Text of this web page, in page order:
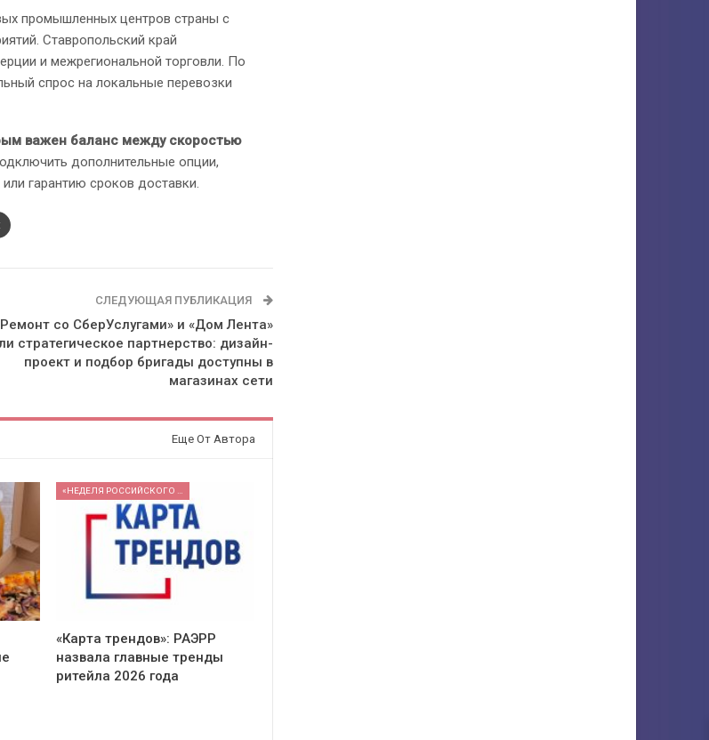
промышленных центров страны с
Ставропольский край
и межрегиональной торговли. По
спрос на локальные перевозки
важен баланс между скоростью
дополнительные опции,
гарантию сроков доставки.
СЛЕДУЮЩАЯ ПУБЛИКАЦИЯ
со СберУслугами» и «Дом Лента»
стратегическое партнерство: дизайн-
проект и подбор бригады доступны в
магазинах сети
Еще От Автора
«Карта трендов»: РАЭРР
назвала главные тренды
ритейла 2026 года